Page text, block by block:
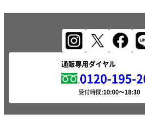
通販専用ダイヤル
0120-195-
受付時間: